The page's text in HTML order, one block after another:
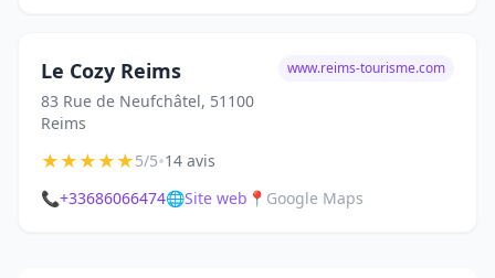
Le Cozy Reims
83 Rue de Neufchâtel, 51100
Reims
www.reims-tourisme.com
★★★★★5/5•14 avis
📞+33686066474🌐Site web 📍 Google Maps